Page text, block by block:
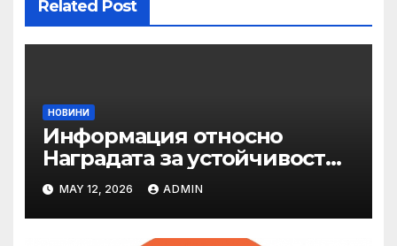
Related Post
НОВИНИ
Информация относно
Наградата за устойчивост
на ОАЕ „Зайед“
MAY 12, 2026 ADMIN